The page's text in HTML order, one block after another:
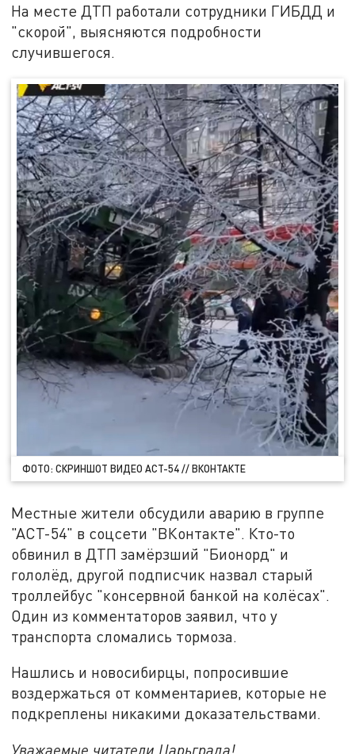
На месте ДТП работали сотрудники ГИБДД и
"скорой", выясняются подробности
случившегося.
ФОТО: СКРИНШОТ ВИДЕО АСТ-54 // ВКОНТАКТЕ
Местные жители обсудили аварию в группе
"АСТ-54" в соцсети "ВКонтакте". Кто-то
обвинил в ДТП замёрзший "Бионорд" и
гололёд, другой подписчик назвал старый
троллейбус "консервной банкой на колёсах".
Один из комментаторов заявил, что у
транспорта сломались тормоза.
Нашлись и новосибирцы, попросившие
воздержаться от комментариев, которые не
подкреплены никакими доказательствами.
Уважаемые читатели Царьграда!